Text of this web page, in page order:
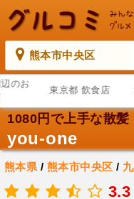
熊本市中央区
のお
東京都 飲食店
1080円で上手な散髪
you-one
熊本県 / 熊本市中央区 /
3.3